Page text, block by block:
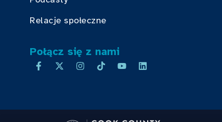
Relacje społeczne
Połącz się z nami